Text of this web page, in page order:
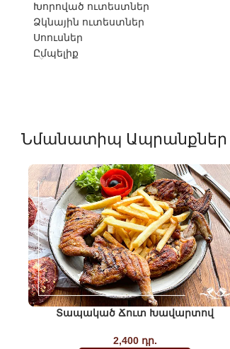
Խորոված ուտեստներ
Ձկնային ուտեստներ
Սոուսներ
Ըմպելիք
Նմանատիպ Ապրանքներ
Տապակած Ճուտ Խավարտով
2,400դր.